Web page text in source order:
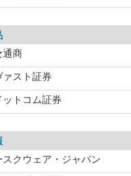
通商
ァスト証券
ットコム証券
スクウェア・ジャパン